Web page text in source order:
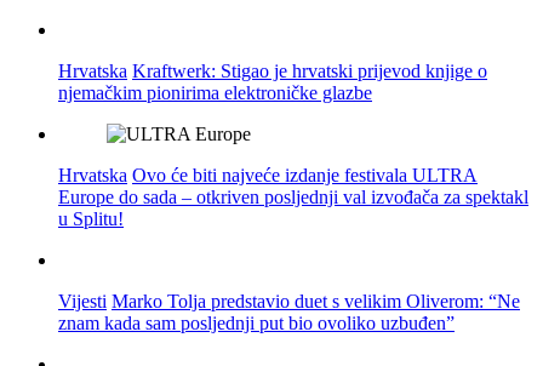
Hrvatska Kraftwerk: Stigao je hrvatski prijevod knjige o
njemačkim pionirima elektroničke glazbe
Hrvatska Ovo će biti najveće izdanje festivala ULTRA
Europe do sada – otkriven posljednji val izvođača za spektakl
u Splitu!
Vijesti Marko Tolja predstavio duet s velikim Oliverom: “Ne
znam kada sam posljednji put bio ovoliko uzbuđen”